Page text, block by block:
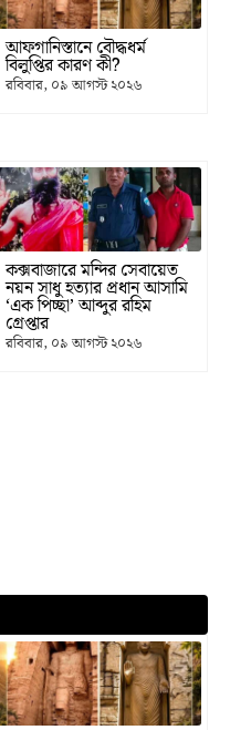
আফগানিস্তানে বৌদ্ধধর্ম
বিলুপ্তির কারণ কী?
রবিবার, ০৯ আগস্ট ২০২৬
কক্সবাজারে মন্দির সেবায়েত
নয়ন সাধু হত্যার প্রধান আসামি
‘এক পিচ্ছা’ আব্দুর রহিম
গ্রেপ্তার
রবিবার, ০৯ আগস্ট ২০২৬